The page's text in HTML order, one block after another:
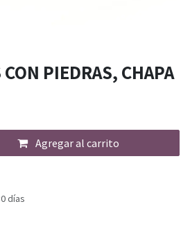
PIEDRAS, CHAPA
Agregar al carrito
días